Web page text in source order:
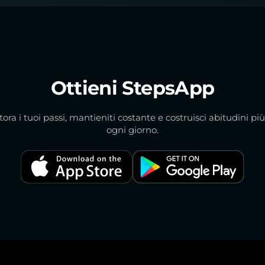
Ottieni StepsApp
i tuoi passi, mantieniti costante e costruisci abitudini
ogni giorno.